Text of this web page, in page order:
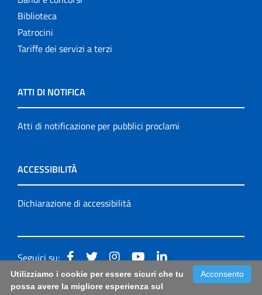
Biblioteca
Patrocini
Tariffe dei servizi a terzi
ATTI DI NOTIFICA
Atti di notificazione per pubblici proclami
ACCESSIBILITÀ
Dichiarazione di accessibilità
Seguici su:
Accessibilità: form di segnalazione di prima istanza per
Acconsento
Utilizziamo i cookie per essere sicuri che tu
possa avere la migliore esperienza sul